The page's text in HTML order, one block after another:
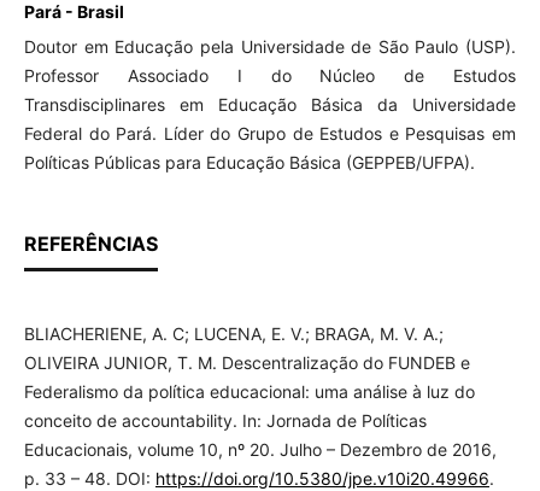
Pará - Brasil
Doutor em Educação pela Universidade de São Paulo (USP).
Professor Associado I do Núcleo de Estudos
Transdisciplinares em Educação Básica da Universidade
Federal do Pará. Líder do Grupo de Estudos e Pesquisas em
Políticas Públicas para Educação Básica (GEPPEB/UFPA).
REFERÊNCIAS
BLIACHERIENE, A. C; LUCENA, E. V.; BRAGA, M. V. A.;
OLIVEIRA JUNIOR, T. M. Descentralização do FUNDEB e
Federalismo da política educacional: uma análise à luz do
conceito de accountability. In: Jornada de Políticas
Educacionais, volume 10, nº 20. Julho – Dezembro de 2016,
p. 33 – 48. DOI: https://doi.org/10.5380/jpe.v10i20.49966.